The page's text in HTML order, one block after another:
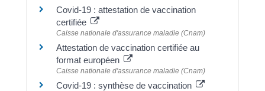
Covid-19 : attestation de vaccination
certifiée
Caisse nationale d'assurance maladie (Cnam)
Attestation de vaccination certifiée au
format européen
Caisse nationale d'assurance maladie (Cnam)
Covid-19 : synthèse de vaccination